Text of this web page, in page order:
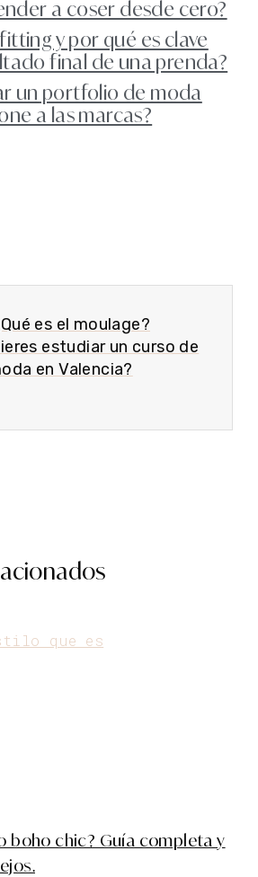
a coser desde cero?
y por qué es clave
final de una prenda?
un portfolio de moda
a las marcas?
es el moulage?
estudiar un curso de
en Valencia?
boho chic? Guía completa y